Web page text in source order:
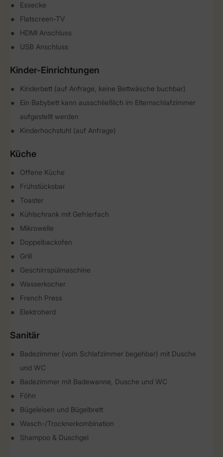
Essecke
Flatscreen-TV
HDMI Anschluss
USB Anschluss
Kinder-Einrichtungen
Kinderbett (auf Anfrage, keine Bettwäsche buchbar)
Ein Babybett kann ausschließlich im Elternschlafzimmer
aufgestellt werden
Kinderhochstuhl (auf Anfrage)
Küche
Offene Küche
Frühstücksbar
Toaster
Kühlschrank mit Gefrierfach
Mikrowelle
Doppelbackofen
Grill
Geschirrspülmaschine
Wasserkocher
French Press
Elektroherd
Sanitär
Badezimmer (vom Schlafzimmer begehbar) mit Dusche
und WC
Badezimmer mit Badewanne, Dusche und WC
Föhn
Bügeleisen und Bügelbrett
Wasch-/Trocknerkombination
Shampoo & Duschgel